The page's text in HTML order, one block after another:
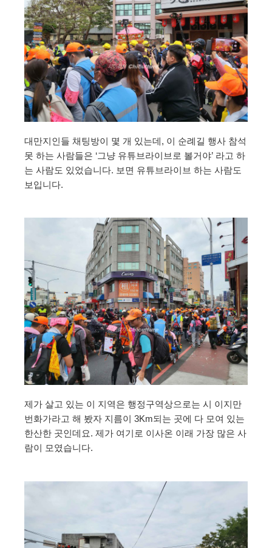
대만지인들 채팅방이 몇 개 있는데, 이 순례길 행사 참석
못 하는 사람들은 ‘그냥 유튜브라이브로 볼거야’ 라고 하
는 사람도 있었습니다. 보면 유튜브라이브 하는 사람도
보입니다.
제가 살고 있는 이 지역은 행정구역상으로는 시 이지만
번화가라고 해 봤자 지름이 3Km되는 곳에 다 모여 있는
한산한 곳인데요. 제가 여기로 이사온 이래 가장 많은 사
람이 모였습니다.